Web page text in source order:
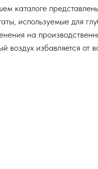
каталоге
используемые для
на
воздух избавляется от